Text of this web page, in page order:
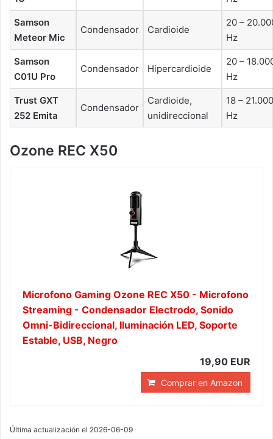
Samson
Meteor Mic
Condensador Cardioide
20 –
Hz
Samson
C01U Pro
Condensador Hipercardioide
20 –
Hz
Trust GXT
252 Emita
Condensador
Cardioide,
unidireccional
18 – 21.000
Hz
Ozone REC X50
Microfono Gaming Ozone REC X50 - Microfono
Streaming - Condensador Electrodo, Sonido
Omni-Bidireccional, Iluminación LED, Soporte
Estable, USB, Negro
19,90 EUR
Comprar en Amazon
Última actualización el 2026-06-09